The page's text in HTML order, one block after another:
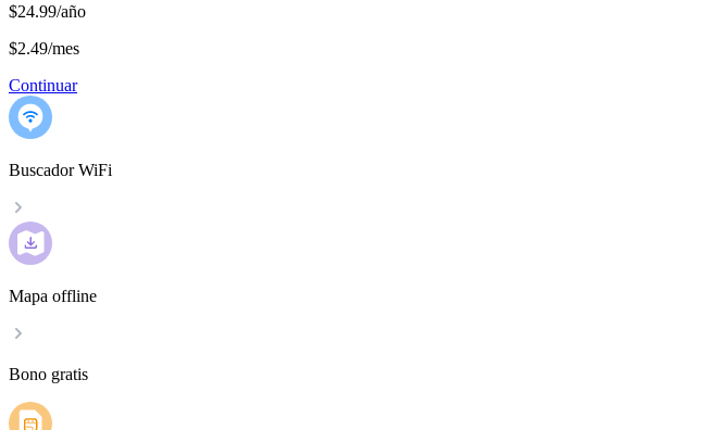
$24.99/año
$2.49/mes
Continuar
Buscador WiFi
Mapa offline
Bono gratis